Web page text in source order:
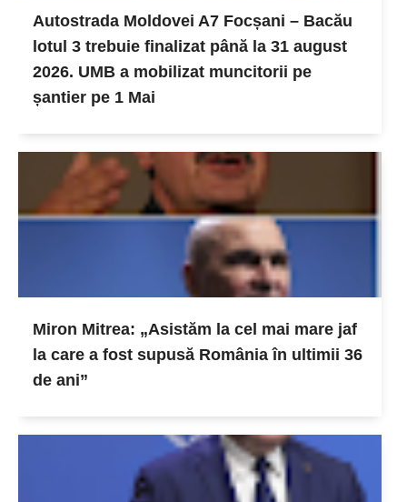
Autostrada Moldovei A7 Focșani – Bacău
lotul 3 trebuie finalizat până la 31 august
2026. UMB a mobilizat muncitorii pe
șantier pe 1 Mai
Miron Mitrea: „Asistăm la cel mai mare jaf
la care a fost supusă România în ultimii 36
de ani”